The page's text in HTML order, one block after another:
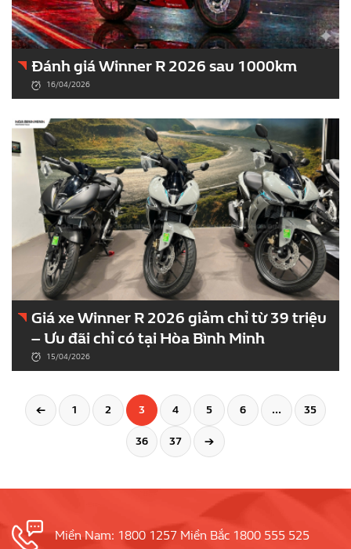
Đánh giá Winner R 2026 sau 1000km
16/04/2026
Giá xe Winner R 2026 giảm chỉ từ 39 triệu
– Ưu đãi chỉ có tại Hòa Bình Minh
15/04/2026
← 1 2 3 4 5 6 … 35
36 37 →
Miền Nam: 1800 1257 Miền Bắc 1800 555 525